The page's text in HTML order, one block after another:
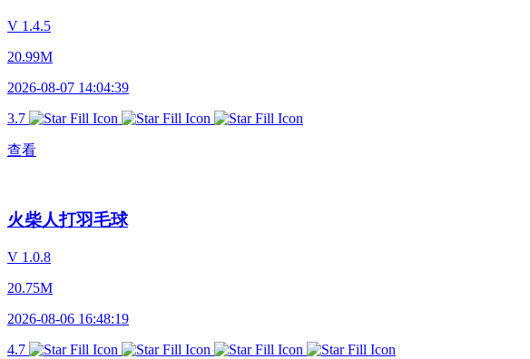
V 1.4.5
20.99M
2026-08-07 14:04:39
3.7
查看
火柴人打羽毛球
V 1.0.8
20.75M
2026-08-06 16:48:19
4.7